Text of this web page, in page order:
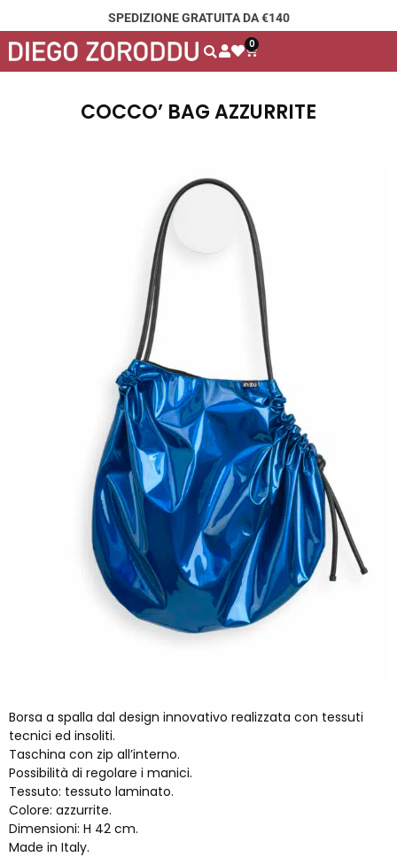
SPEDIZIONE GRATUITA DA €140
0
COCCO’ BAG AZZURRITE
Borsa a spalla dal design innovativo realizzata con tessuti
tecnici ed insoliti.
Taschina con zip all’interno.
Possibilità di regolare i manici.
Tessuto: tessuto laminato.
Colore: azzurrite.
Dimensioni: H 42 cm.
Made in Italy.